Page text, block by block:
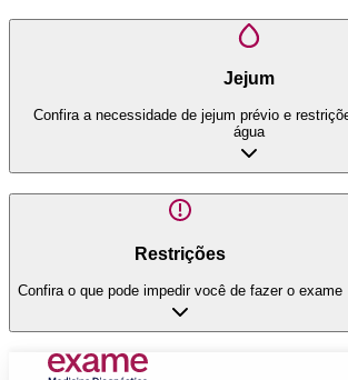
Jejum
Confira a necessidade de jejum prévio e
água
Restrições
Confira o que pode impedir você de fazer o exame